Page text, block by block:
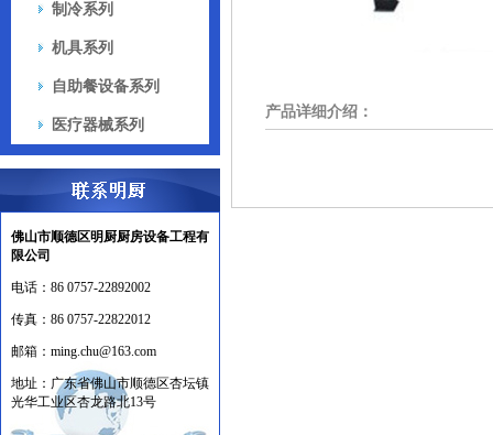
制冷系列
机具系列
自助餐设备系列
医疗器械系列
佛山市顺德区明厨厨房设备工程有
限公司
电话： 86 0757-22892002
传真： 86 0757-22822012
邮箱： ming.chu@163.com
地址： 广东省佛山市顺德区杏坛镇
光华工业区杏龙路北13号
产品详细介绍：